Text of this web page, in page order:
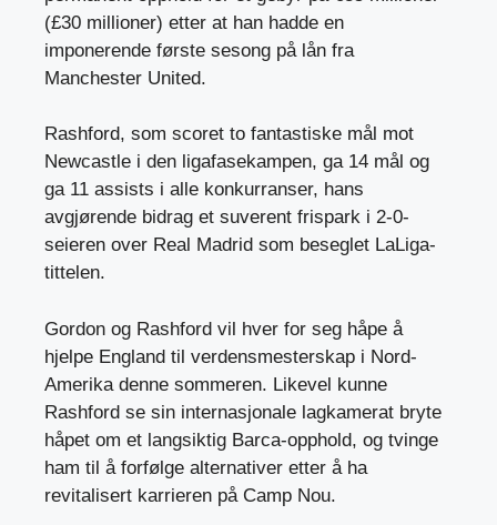
(£30 millioner) etter at han hadde en
imponerende første sesong på lån fra
Manchester United.
Rashford, som scoret to fantastiske mål mot
Newcastle i den ligafasekampen, ga 14 mål og
ga 11 assists i alle konkurranser, hans
avgjørende bidrag et suverent frispark i 2-0-
seieren over Real Madrid som beseglet LaLiga-
tittelen.
Gordon og Rashford vil hver for seg håpe å
hjelpe England til verdensmesterskap i Nord-
Amerika denne sommeren. Likevel kunne
Rashford se sin internasjonale lagkamerat bryte
håpet om et langsiktig Barca-opphold, og tvinge
ham til å forfølge alternativer etter å ha
revitalisert karrieren på Camp Nou.